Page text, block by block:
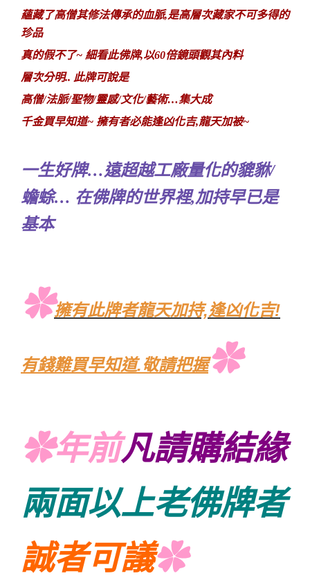
蘊藏了高僧其修法傳承的血脈,是高層次藏家不可多得的
珍品
真的假不了~ 細看此佛牌,以60倍鏡頭觀其內料
層次分明.. 此牌可說是
高僧/法脈/聖物/靈感/文化/藝術…集大成
千金買早知道~ 擁有者必能逢凶化吉,龍天加被~
一生好牌…遠超越工廠量化的貔貅/
蟾蜍… 在佛牌的世界裡,加持早已是
基本
✿擁有此牌者龍天加持,逢凶化吉!
有錢難買早知道.敬請把握✿
✿年前凡請購結緣
兩面以上老佛牌者
誠者可議✿